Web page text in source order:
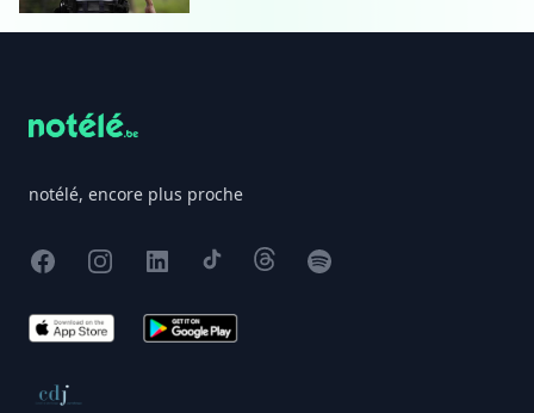
notélé, encore plus proche
FacebookInstagram
X TikTokThreadsSpotify
App Store Google Play
Conseil de déontologie journalistique